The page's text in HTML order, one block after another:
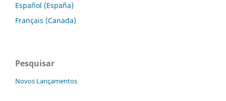
Español (España)
Français (Canada)
Pesquisar
Novos Lançamentos